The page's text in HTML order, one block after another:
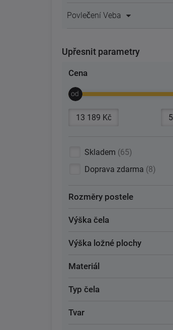
Povlečení Veba
Upřesnit parametry
Cena
Skladem 65
Doprava zdarma 8
Rozměry postele
Výška čela
Výška ložné plochy
Materiál
Typ čela
Tvar